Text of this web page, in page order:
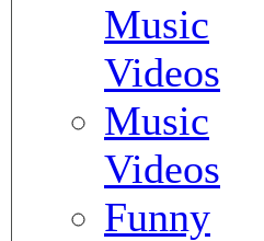
Music
Videos
Music
Videos
Funny